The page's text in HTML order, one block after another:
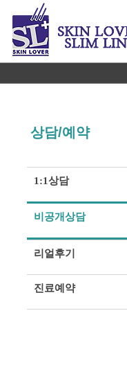
상담/예약
1:1상담
비공개상담
리얼후기
진료예약